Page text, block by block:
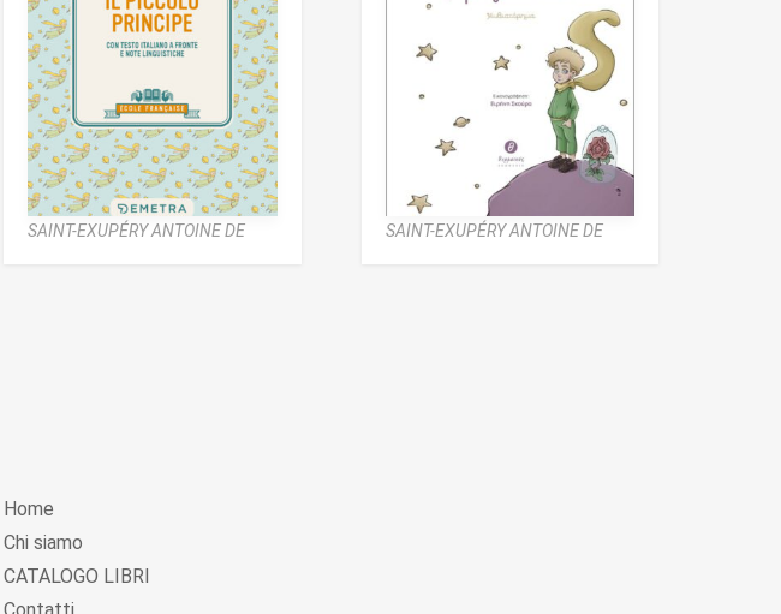
SAINT-EXUPÉRY ANTOINE DE SAINT-EXUPÉRY ANTOINE DE
Home
Chi siamo
CATALOGO LIBRI